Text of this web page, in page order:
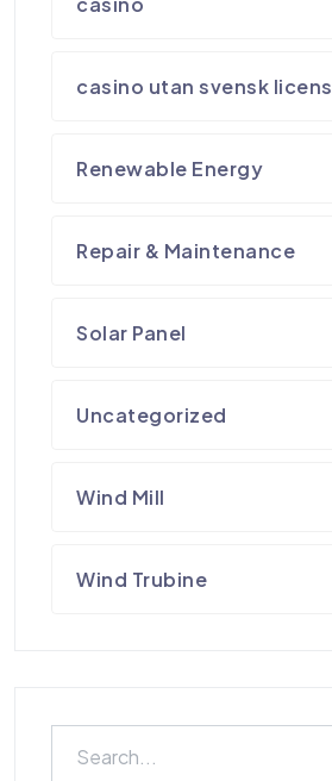
casino utan svensk licens
Renewable Energy
Repair & Maintenance
Solar Panel
Uncategorized
Wind Mill
Wind Trubine